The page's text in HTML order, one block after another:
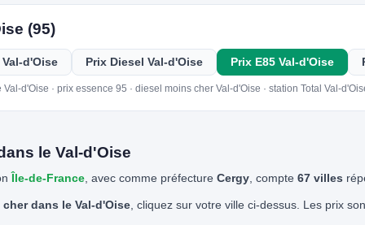
(95)
Val-d'Oise Prix Diesel Val-d'Oise Prix E85 Val-d'Oise
d'Oise · prix essence 95 · diesel moins cher Val-d'Oise · station Total Val-
le Val-d'Oise
Île-de-France, avec comme préfecture Cergy, compte 67 villes
dans le Val-d'Oise, cliquez sur votre ville ci-dessus. Les prix